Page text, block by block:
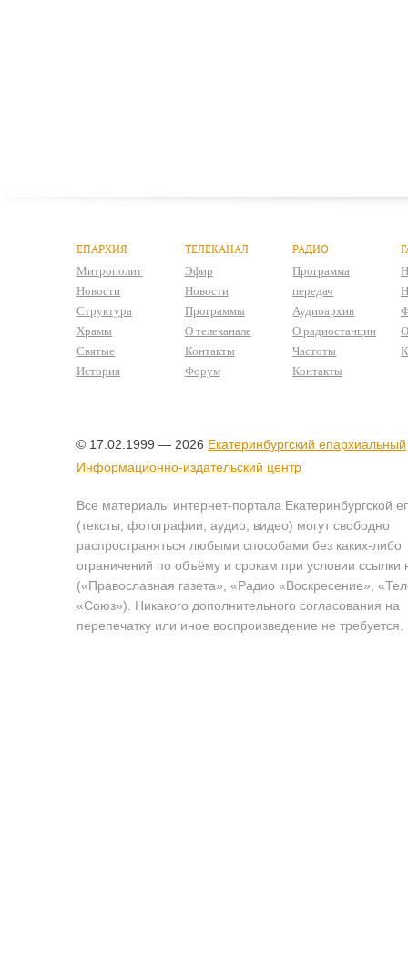
ЕПАРХИЯ
Митрополит
Новости
Структура
Храмы
Святые
История
ТЕЛЕКАНАЛ
Эфир
Новости
Программы
О телеканале
Контакты
Форум
РАДИО
Программа
передач
Аудиоархив
О радиостанции
Частоты
Контакты
© 17.02.1999 — 2026 Екатеринбургский епархиальный
Информационно-издательский центр
Все материалы интернет-портала Екатеринбургской
(тексты, фотографии, аудио, видео) могут свободно
распространяться любыми способами без каких-либо
ограничений по объёму и срокам при условии ссылки
(«Православная газета», «Радио «Воскресение»,
«Союз»). Никакого дополнительного согласования на
перепечатку или иное воспроизведение не требуется.